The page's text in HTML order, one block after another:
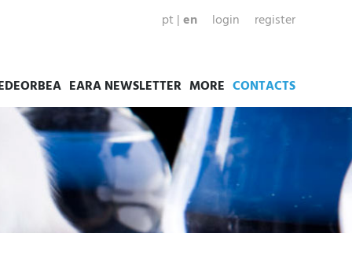
pt |en login register
EARA NEWSLETTER MORE CONTACTS